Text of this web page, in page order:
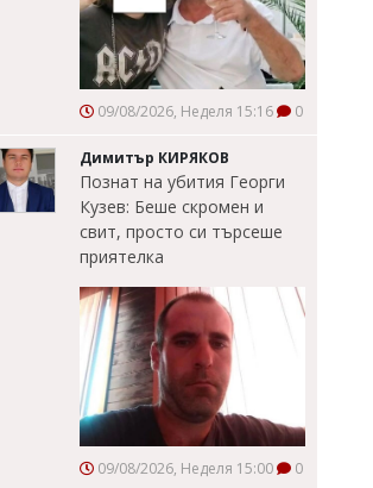
09/08/2026, Неделя 15:16 0
Димитър КИРЯКОВ
Познат на убития Георги
Кузев: Беше скромен и
свит, просто си търсеше
приятелка
09/08/2026, Неделя 15:00 0